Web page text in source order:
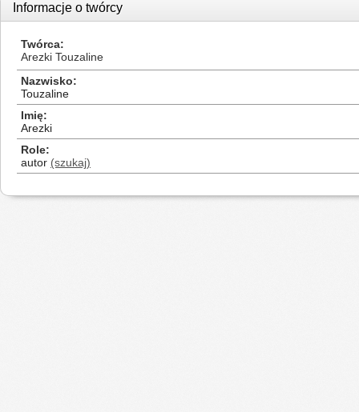
Informacje o twórcy
Twórca
Arezki Touzaline
Nazwisko
Touzaline
Imię
Arezki
Role
autor (szukaj)